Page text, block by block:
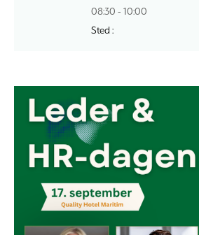
08:30 - 10:00
Sted :